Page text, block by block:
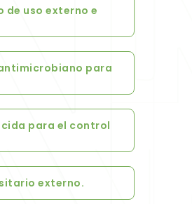
de uso externo e
para
para el control
externo.